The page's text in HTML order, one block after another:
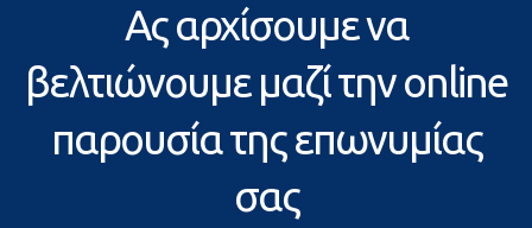
Ας αρχίσουμε να
βελτιώνουμε μαζί την online
παρουσία της επωνυμίας
σας